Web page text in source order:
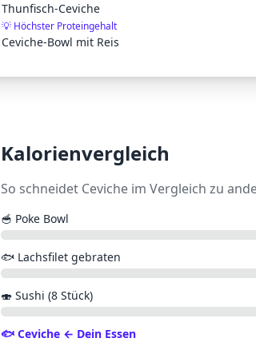
Thunfisch-Ceviche
💡 Höchster Proteingehalt
Ceviche-Bowl mit Reis
Kalorienvergleich
So schneidet Ceviche im Vergleich zu
🥣 Poke Bowl
🐟 Lachsfilet gebraten
🍣 Sushi (8 Stück)
🐟 Ceviche ← Dein Essen